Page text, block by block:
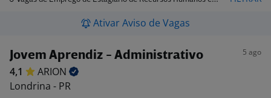
Ativar Aviso de Vagas
Jovem Aprendiz - Administrativo 5 ago
4,1
ARION
Londrina - PR